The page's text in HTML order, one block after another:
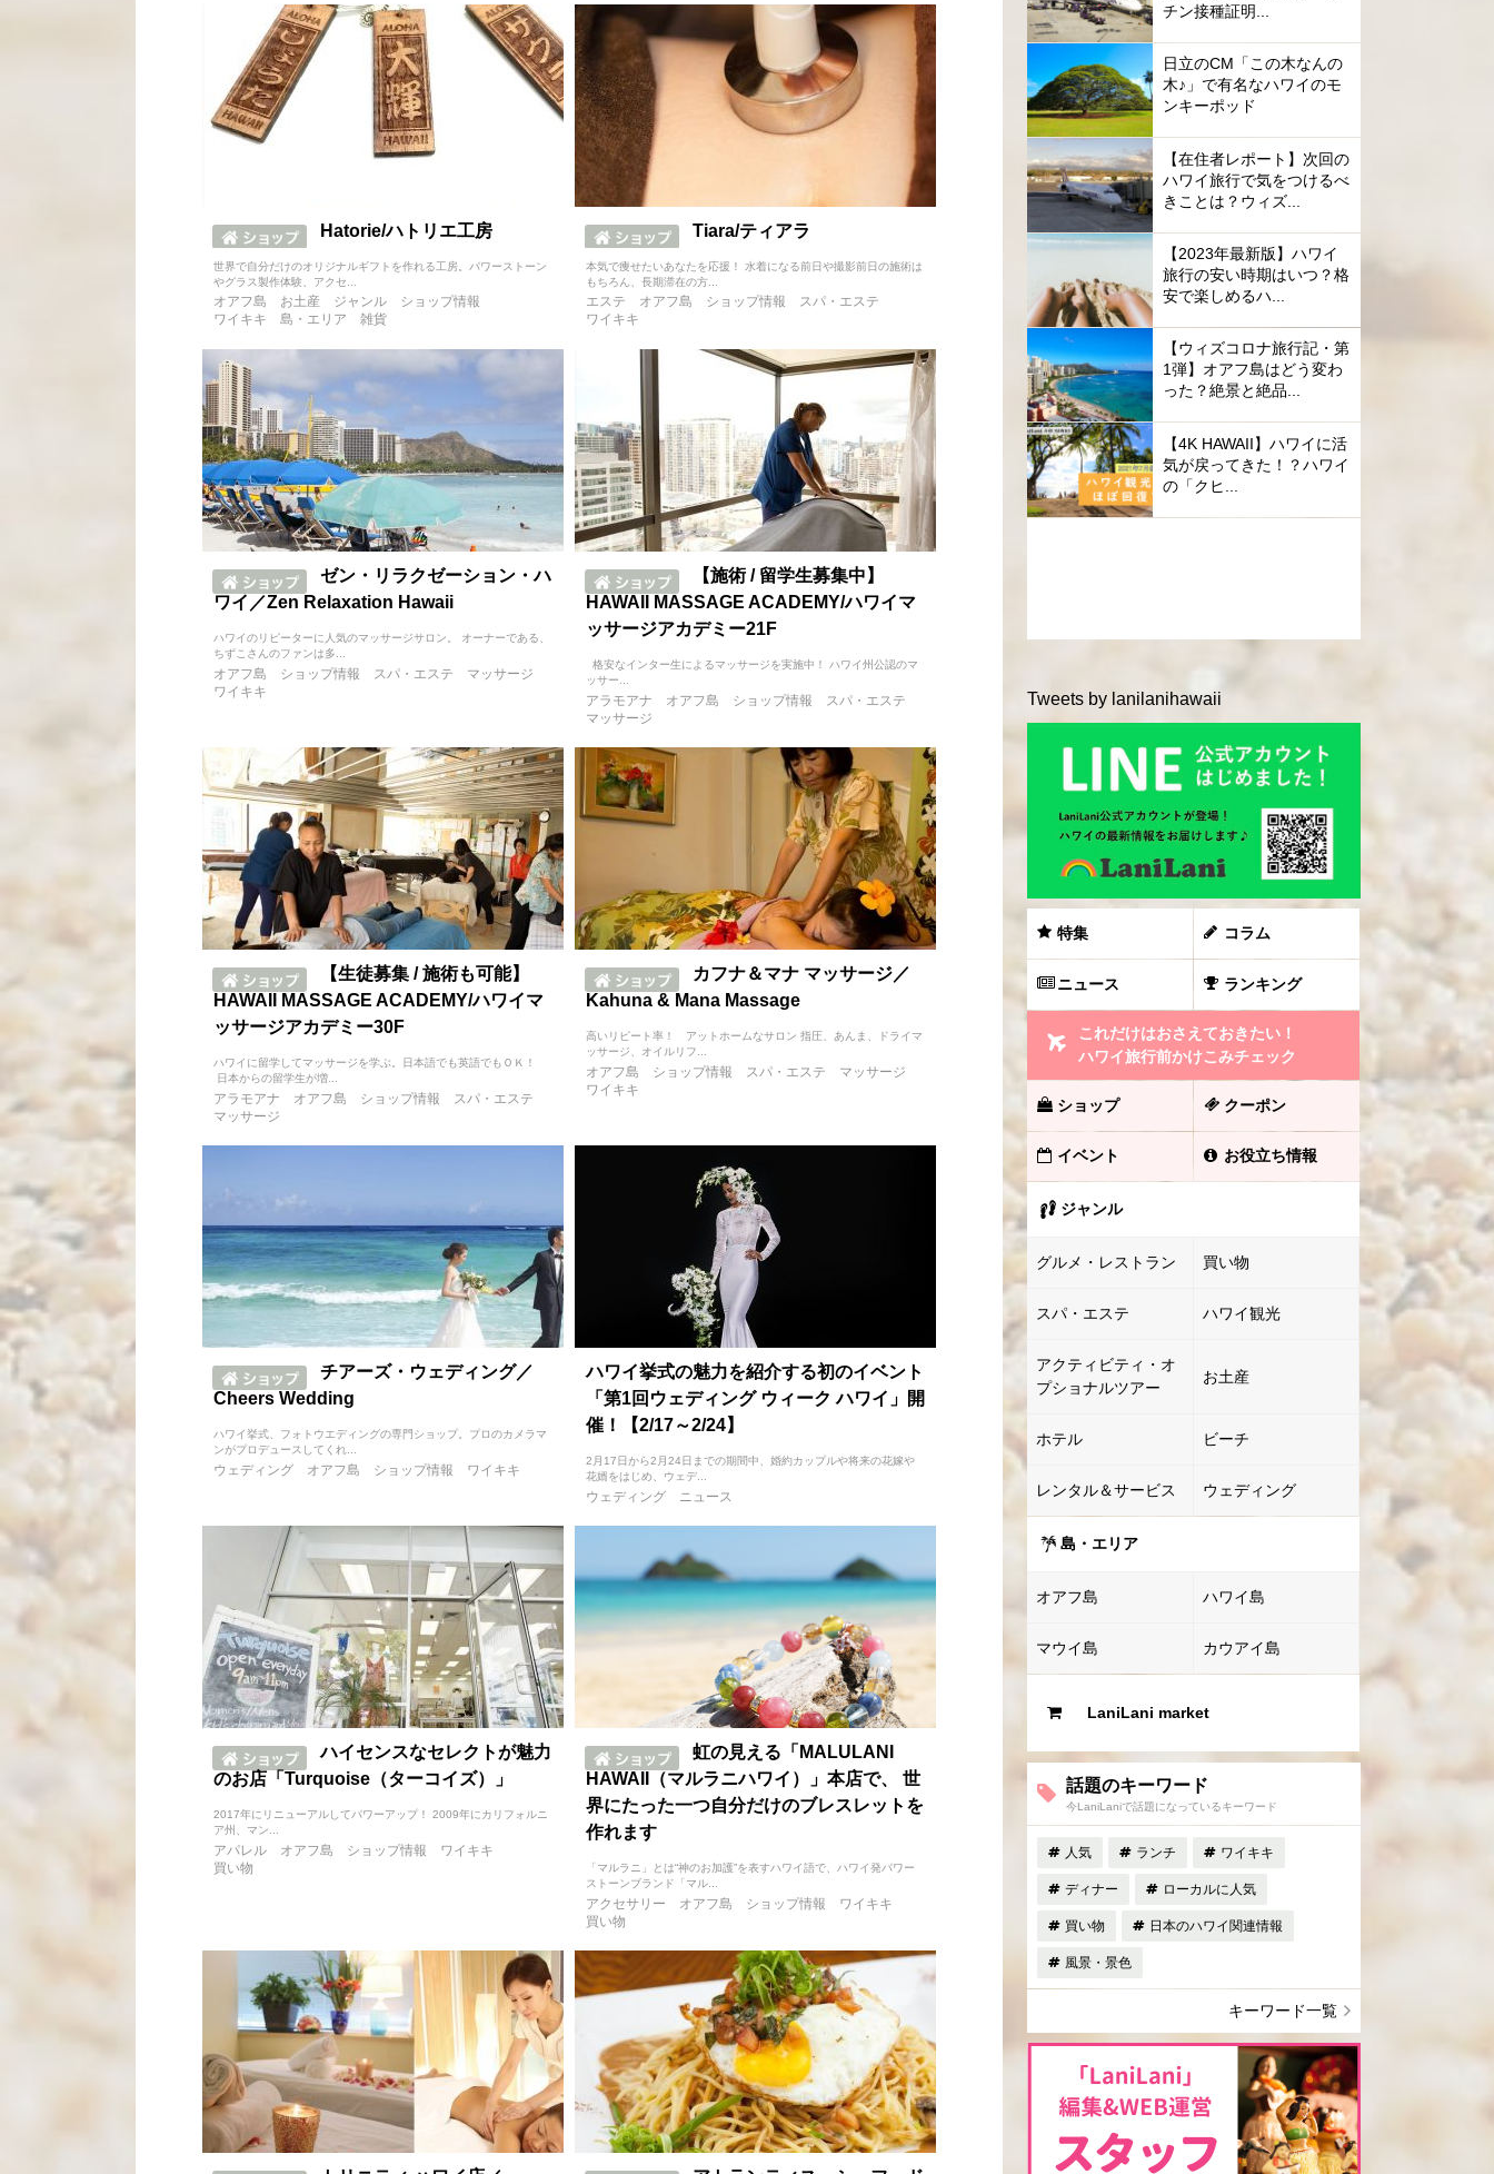
Hatorie/ハトリエ工房
世界で自分だけのオリジナルギフトを作れる工房。パワーストーン
やグラス製作体験、アクセ...
オアフ島 お土産 ジャンル
ショップ情報
ワイキキ
島・エリア 雑貨
Tiara/ティアラ
本気で痩せたいあなたを応援！ 水着になる前日や撮影前日の施術は
もちろん、長期滞在の方...
エステ オアフ島 ショップ情報
スパ・エステ
ワイキキ
ゼン・リラクゼーション・ハ
ワイ／Zen Relaxation Hawaii
ハワイのリピーターに人気のマッサージサロン。 オーナーである、
ちずこさんのファンは多...
オアフ島 ショップ情報 スパ・エステ
マッサージ
ワイキキ
【施術 / 留学生募集中】
HAWAII MASSAGE ACADEMY/ハワイマ
ッサージアカデミー21F
格安なインター生によるマッサージを実施中！ ハワイ州公認のマ
ッサー...
アラモアナ オアフ島 ショップ情報
スパ・エステ
マッサージ
【生徒募集 / 施術も可能】
HAWAII MASSAGE ACADEMY/ハワイマ
ッサージアカデミー30F
ハワイに留学してマッサージを学ぶ。日本語でも英語でもＯＫ！
日本からの留学生が増...
アラモアナ オアフ島 ショップ情報
スパ・エステ
マッサージ
カフナ＆マナ マッサージ／
Kahuna & Mana Massage
高いリピート率！ アットホームなサロン 指圧、あんま、ドライマ
ッサージ、オイルリフ...
オアフ島 ショップ情報 スパ・エステ
マッサージ
ワイキキ
チアーズ・ウェディング／
Cheers Wedding
ハワイ挙式、フォトウエディングの専門ショップ。プロのカメラマ
ンがプロデュースしてくれ...
ウェディング オアフ島 ショップ情報 ワイキキ
ハワイ挙式の魅力を紹介する初のイベント
「第1回ウェディング ウィーク ハワイ」開
催！【2/17～2/24】
2月17日から2月24日までの期間中、婚約カップルや将来の花嫁や
花婿をはじめ、ウェデ...
ウェディング ニュース
ハイセンスなセレクトが魅力
のお店「Turquoise（ターコイズ）」
2017年にリニューアルしてパワーアップ！ 2009年にカリフォルニ
ア州、マン...
アパレル オアフ島 ショップ情報
ワイキキ
買い物
虹の見える「MALULANI
HAWAII（マルラニハワイ）」本店で、 世
界にたった一つ自分だけのブレスレットを
作れます
「マルラニ」とは“神のお加護”を表すハワイ語で、ハワイ発パワー
ストーンブランド「マル...
アクセサリー オアフ島 ショップ情報
ワイキキ
買い物
チン接種証明...
日立のCM「この木なんの
木♪」で有名なハワイのモ
ンキーポッド
【在住者レポート】次回の
ハワイ旅行で気をつけるべ
きことは？ウィズ...
【2023年最新版】ハワイ
旅行の安い時期はいつ？格
安で楽しめるハ...
【ウィズコロナ旅行記・第
1弾】オアフ島はどう変わ
った？絶景と絶品...
【4K HAWAII】ハワイに活
気が戻ってきた！？ハワイ
の「クヒ...
Tweets by lanilanihawaii
特集 コラム
ニュース ランキング
これだけはおさえておきたい！
ハワイ旅行前かけこみチェック
ショップ クーポン
イベント お役立ち情報
ジャンル
グルメ・レストラン 買い物
スパ・エステ ハワイ観光
アクティビティ・オ
プショナルツアー
お土産
ホテル ビーチ
レンタル＆サービス ウェディング
島・エリア
オアフ島 ハワイ島
マウイ島 カウアイ島
LaniLani market
話題のキーワード
今LaniLaniで話題になっているキーワード
人気 ランチ ワイキキ
ディナー ローカルに人気
買い物 日本のハワイ関連情報
風景・景色
キーワード一覧